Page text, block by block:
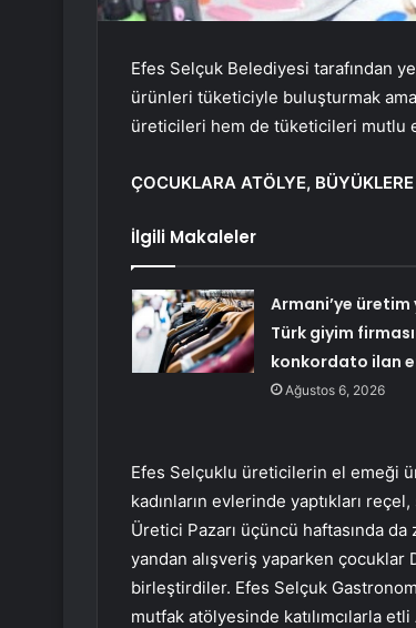
Efes Selçuk Belediyesi tarafından
ürünleri tüketiciyle buluşturmak
üreticileri hem de tüketicileri mutlu
ÇOCUKLARA ATÖLYE,
İlgili Makaleler
Armani’ye üretim
Türk giyim firması
konkordato ilan
Ağustos 6, 2026
Efes Selçuklu üreticilerin el emeği
kadınların evlerinde yaptıkları
Üretici Pazarı üçüncü haftasında
yandan alışveriş yaparken çocuklar
birleştirdiler. Efes Selçuk
mutfak atölyesinde katılımcılarla